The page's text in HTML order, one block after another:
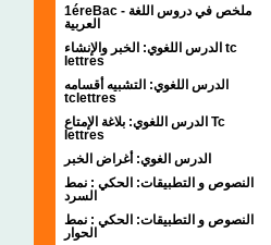
1éreBac - ملخص في دروس اللغة
العربية
الدرس اللغوي: الخبر والإنشاء tc
lettres
الدرس اللغوي: التشبيه أقسامه
tclettres
الدرس اللغوي: بلاغة الإمتاع Tc
lettres
الدرس الغوي: أغراض الخبر
النصوص و التطبيقات: الحكي : نمط
السرد
النصوص و التطبيقات: الحكي : نمط
الحوار